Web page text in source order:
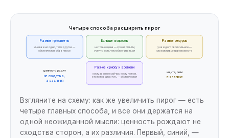
Четыре способа расширить пирог
Разные приоритеты
мне важно одно, тебе другое —
обменяемся, оба в плюсе
Больше вопросов
не только цена — сроки, объём,
услуги; есть чем обмениваться
Разные ресурсы
у каждого своё сильное —
сложим и выиграем вместе
Разное к риску и времени
кому важнее сейчас, кому потом,
кто готов рискнуть — обменяемся
ценность родят
не сходства,
а различия
ищите, чем
вы разные
Взгляните на схему: как же увеличить пирог — есть
четыре главных способа, и все они держатся на
одной неожиданной мысли: ценность рождают не
сходства сторон, а их различия. Первый, синий, —